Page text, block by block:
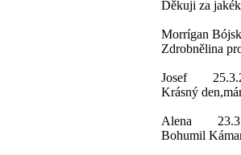
Děkuji za
Morrígan
Zdrobnělina
Josef
Krásný
Alena
Bohumil